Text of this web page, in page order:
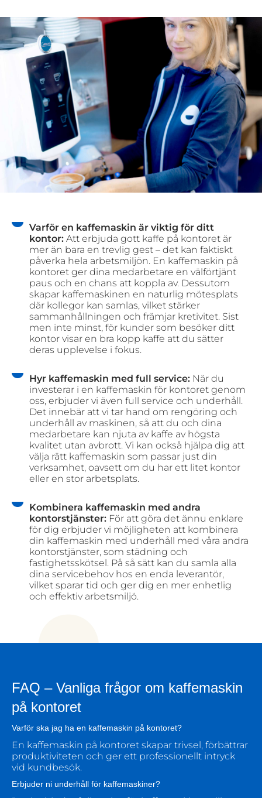
Varför en kaffemaskin är viktig för ditt
kontor:Att erbjuda gott kaffe på kontoret är
mer än bara en trevlig gest – det kan faktiskt
påverka hela arbetsmiljön. En kaffemaskin på
kontoret ger dina medarbetare en välförtjänt
paus och en chans att koppla av. Dessutom
skapar kaffemaskinen en naturlig mötesplats
där kollegor kan samlas, vilket stärker
sammanhållningen och främjar kretivitet. Sist
men inte minst, för kunder som besöker ditt
kontor visar en bra kopp kaffe att du sätter
deras upplevelse i fokus.
Hyr kaffemaskin med full service: När du
investerar i en kaffemaskin för kontoret genom
oss, erbjuder vi även full service och underhåll.
Det innebär att vi tar hand om rengöring och
underhåll av maskinen, så att du och dina
medarbetare kan njuta av kaffe av högsta
kvalitet utan avbrott. Vi kan också hjälpa dig att
välja rätt kaffemaskin som passar just din
verksamhet, oavsett om du har ett litet kontor
eller en stor arbetsplats.
Kombinera kaffemaskin med andra
kontorstjänster: För att göra det ännu enklare
för dig erbjuder vi möjligheten att kombinera
din kaffemaskin med underhåll med våra andra
kontorstjänster, som städning och
fastighetsskötsel. På så sätt kan du samla alla
dina servicebehov hos en enda leverantör,
vilket sparar tid och ger dig en mer enhetlig
och effektiv arbetsmiljö.
FAQ – Vanliga frågor om kaffemaskin
på kontoret
Varför ska jag ha en kaffemaskin på kontoret?
En kaffemaskin på kontoret skapar trivsel, förbättrar
produktiviteten och ger ett professionellt intryck
vid kundbesök.
Erbjuder ni underhåll för kaffemaskiner?